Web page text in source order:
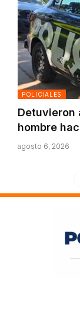
POLICIALES
Detuvieron
hombre
agosto 6, 2026